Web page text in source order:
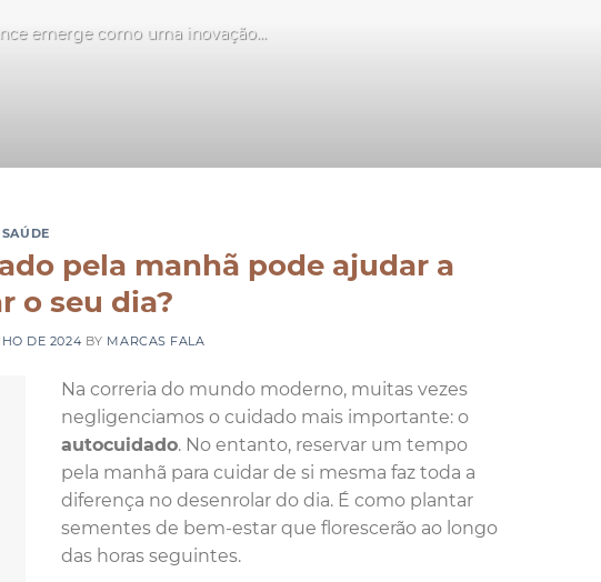
emerge como uma inovação...
SAÚDE
pela manhã pode ajudar a
o seu dia?
DE 2024 BY MARCAS FALA
Na correria do mundo moderno, muitas vezes
negligenciamos o cuidado mais importante: o
autocuidado. No entanto, reservar um tempo
pela manhã para cuidar de si mesma faz toda a
diferença no desenrolar do dia. É como plantar
sementes de bem-estar que florescerão ao longo
das horas seguintes.